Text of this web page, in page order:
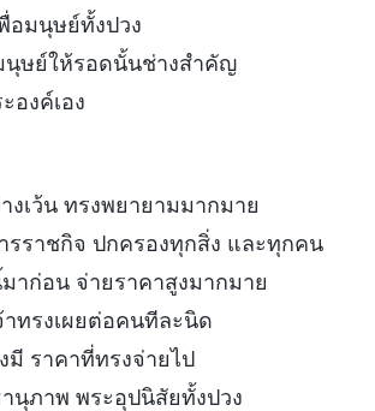
อมนุษย์ทั้งปวง
นุษย์ให้รอดนั้นช่างสำคัญ
องค์เอง
งเว้น ทรงพยายามมากมาย
รราชกิจ ปกครองทุกสิ่ง และทุกคน
าก่อน จ่ายราคาสูงมากมาย
าทรงเผยต่อคนทีละนิด
มี ราคาที่ทรงจ่ายไป
นุภาพ พระอุปนิสัยทั้งปวง